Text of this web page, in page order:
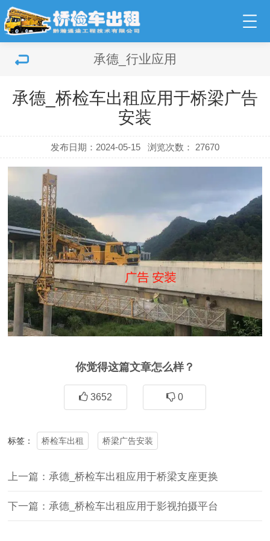
承德_行业应用
承德_桥检车出租应用于桥梁广告
安装
发布日期：2024-05-15 浏览次数： 27670
你觉得这篇文章怎么样？
3652 0
标签： 桥检车出租 桥梁广告安装
上一篇：承德_桥检车出租应用于桥梁支座更换
下一篇：承德_桥检车出租应用于影视拍摄平台